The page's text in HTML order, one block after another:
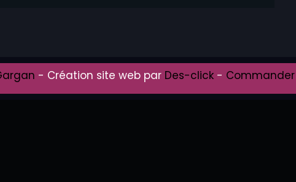
- Création site web par Des-click-